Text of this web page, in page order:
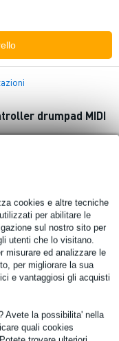
cookies e altre tecniche
per abilitare le
sul nostro sito per
utenti che lo visitano.
misurare ed analizzare le
per migliorare la sua
e vantaggiosi gli acquisti
Avete la possibilita' nella
quali cookies
drumpad MIDI
50,00 €